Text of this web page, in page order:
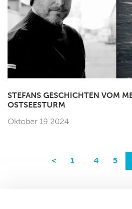
STEFANS GESCHICHTEN VOM
OSTSEESTURM
Oktober 19 2024
< 1 4 5